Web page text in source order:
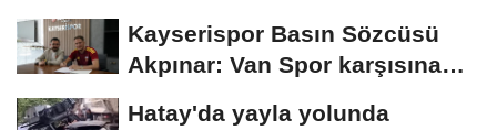
Kayserispor Basın Sözcüsü
Akpınar: Van Spor karşısına
Hatay'da yayla yolunda